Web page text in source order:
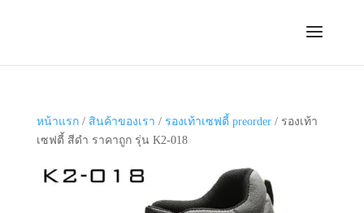
หน้าแรก/ สินค้าของเรา / รองเท้าเซฟตี้ preorder/ รองเท้า
เซฟตี้ สีดำ ราคาถูก รุ่น K2-018